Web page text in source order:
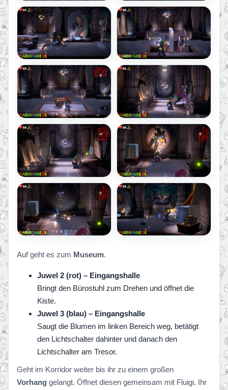
Auf geht es zum Museum.
Juwel 2 (rot) – Eingangshalle
Bringt den Bürostuhl zum Drehen und öffnet die
Kiste.
Juwel 3 (blau) – Eingangshalle
Saugt die Blumen im linken Bereich weg, betätigt
den Lichtschalter dahinter und danach den
Lichtschalter am Tresor.
Geht im Korridor weiter bis ihr zu einem großen
Vorhang gelangt. Öffnet diesen gemeinsam mit Fluigi. Ihr